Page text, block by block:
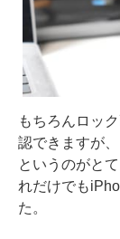
もちろんロッ
認できますが
というのがと
れだけでも
た。